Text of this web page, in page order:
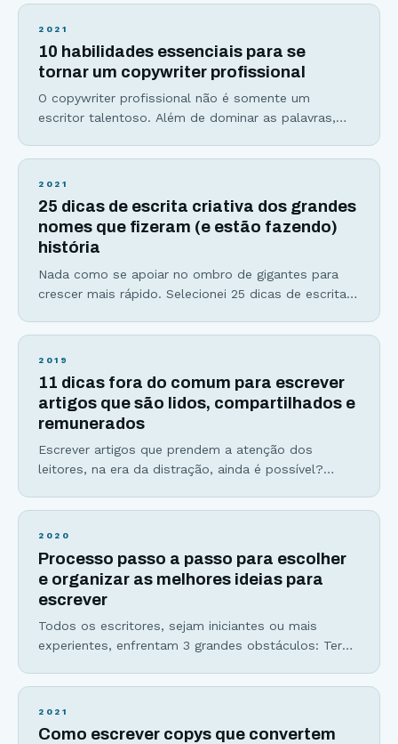
desejo. O ideal é conseguir fazer as
2021
10 habilidades essenciais para se
tornar um copywriter profissional
O copywriter profissional não é somente um
escritor talentoso. Além de dominar as palavras,
verdadeiras por trás da decisão de compra como
redes sociais, em mecanismos de busca e até
escreve scripts de
2021
25 dicas de escrita criativa dos grandes
nomes que fizeram (e estão fazendo)
história
Nada como se apoiar no ombro de gigantes para
crescer mais rápido. Selecionei 25 dicas de escrita
copywriters mundialmente conhecidos para você se
mesmo papel – George Orwell Usar palavras
2019
11 dicas fora do comum para escrever
artigos que são lidos, compartilhados e
remunerados
Escrever artigos que prendem a atenção dos
leitores, na era da distração, ainda é possível?
leem mais. Talvez você acredite que a internet é
foram as mídias: texto, audio,
2020
Processo passo a passo para escolher
e organizar as melhores ideias para
escrever
Todos os escritores, sejam iniciantes ou mais
experientes, enfrentam 3 grandes obstáculos: Ter
procrastinação para começar seu texto; Dúvidas na
2021
Como escrever copys que convertem